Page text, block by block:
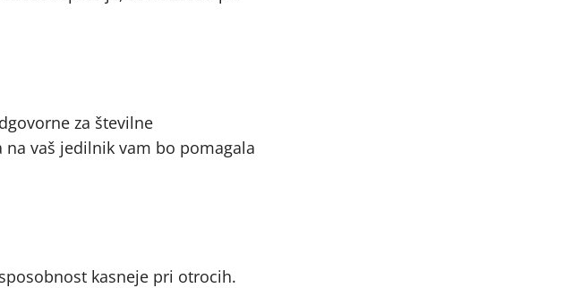
za številne
vaš jedilnik vam bo pomagala
kasneje pri otrocih.